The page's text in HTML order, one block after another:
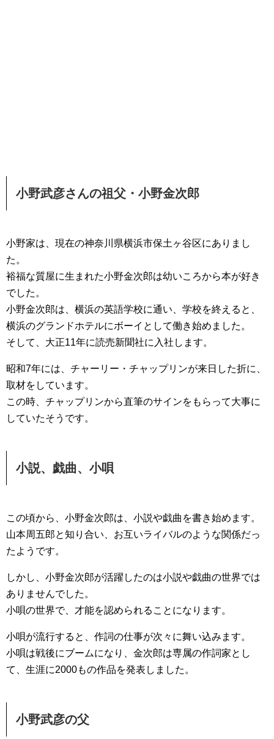
小野武彦さんの祖父・小野金次郎
小野家は、現在の神奈川県横浜市保土ヶ谷区にありまし
た。
裕福な質屋に生まれた小野金次郎は幼いころから本が好き
でした。
小野金次郎は、横浜の英語学校に通い、学校を終えると、
横浜のグランドホテルにボーイとして働き始めました。
そして、大正11年に読売新聞社に入社します。
昭和7年には、チャーリー・チャップリンが来日した折に、
取材をしています。
この時、チャップリンから直筆のサインをもらって大事に
していたそうです。
小説、戯曲、小唄
この頃から、小野金次郎は、小説や戯曲を書き始めます。
山本周五郎と知り合い、お互いライバルのような関係だっ
たようです。
しかし、小野金次郎が活躍したのは小説や戯曲の世界では
ありませんでした。
小唄の世界で、才能を認められることになります。
小唄が流行すると、作詞の仕事が次々に舞い込みます。
小唄は戦後にブームになり、金次郎は専属の作詞家とし
て、生涯に2000もの作品を発表しました。
小野武彦の父